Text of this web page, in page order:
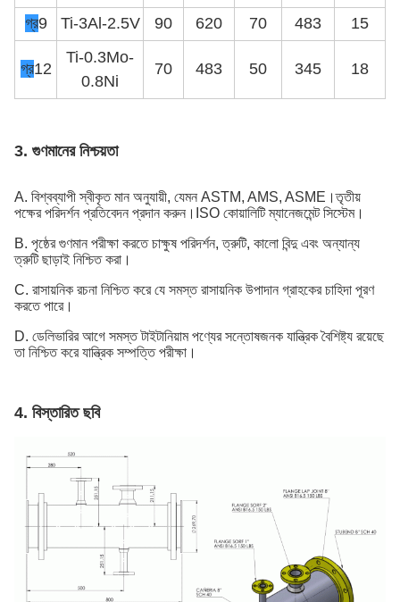
গ্র9 Ti-3Al-2.5V 90 620 70 483 15
গ্র12
Ti-0.3Mo-
0.8Ni
70 483 50 345 18
3. গুণমানের নিশ্চয়তা
A. বিশ্বব্যাপী স্বীকৃত মান অনুযায়ী, যেমন ASTM, AMS, ASME।তৃতীয়
পক্ষের পরিদর্শন প্রতিবেদন প্রদান করুন।ISO কোয়ালিটি ম্যানেজমেন্ট সিস্টেম।
B. পৃষ্ঠের গুণমান পরীক্ষা করতে চাক্ষুষ পরিদর্শন, ত্রুটি, কালো বিন্দু এবং অন্যান্য
ত্রুটি ছাড়াই নিশ্চিত করা।
C. রাসায়নিক রচনা নিশ্চিত করে যে সমস্ত রাসায়নিক উপাদান গ্রাহকের চাহিদা পূরণ
করতে পারে।
D. ডেলিভারির আগে সমস্ত টাইটানিয়াম পণ্যের সন্তোষজনক যান্ত্রিক বৈশিষ্ট্য রয়েছে
তা নিশ্চিত করে যান্ত্রিক সম্পত্তি পরীক্ষা।
4. বিস্তারিত ছবি